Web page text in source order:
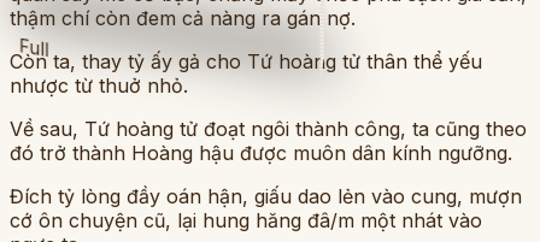
Full
thậm chí còn đem cả nàng ra gán nợ.
Còn ta, thay tỷ ấy gả cho Tứ hoàng tử thân thể yếu
nhược từ thuở nhỏ.
Về sau, Tứ hoàng tử đoạt ngôi thành công, ta cũng theo
đó trở thành Hoàng hậu được muôn dân kính ngưỡng.
Đích tỷ lòng đầy oán hận, giấu dao lẻn vào cung, mượn
cớ ôn chuyện cũ, lại hung hăng đâ/m một nhát vào